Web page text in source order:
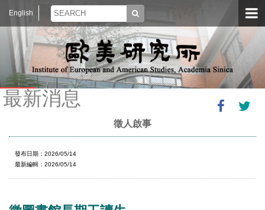
English
最新消息
徵人啟事
發布日期：2026/05/14
最新編輯：2026/05/14